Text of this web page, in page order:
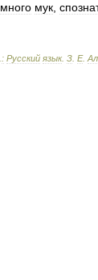
много мук
: Русский язык. З Е.